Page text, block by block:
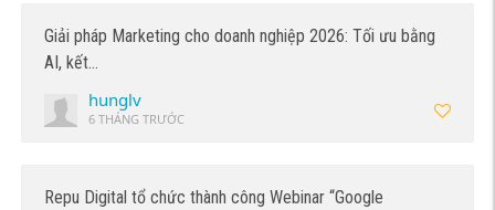
Giải pháp Marketing cho doanh nghiệp 2026: Tối ưu bằng
AI, kết…
hunglv
6 THÁNG TRƯỚC
Repu Digital tổ chức thành công Webinar “Google